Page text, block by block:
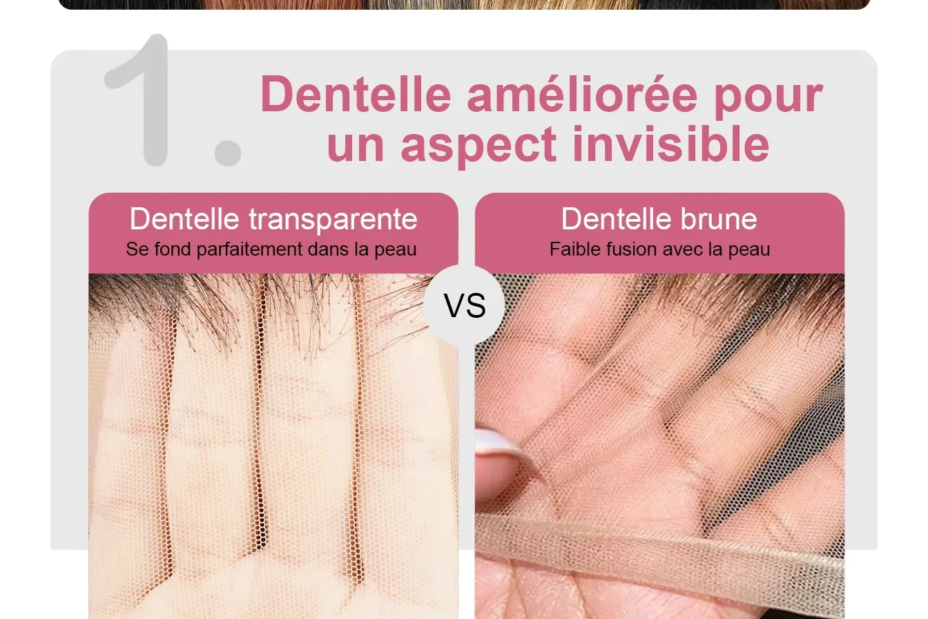
Pour mesurer la longueur d'une perruque droite, partez du centre du bonnet
de perruque ou de la tête et mesurez jusqu'à la mèche de cheveux la plus
longue en bas.
Pour les perruques bouclées et ondulées, vous devez lisser les cheveux
avant de les mesurer. Etirez doucement les cheveux jusqu'à leur longueur
maximale, puis mesurez du haut de la perruque jusqu'à l'extrémité des
cheveux.
Pour toute question, n'hésitez pas à nous contacter :
vip@shinehair.fr